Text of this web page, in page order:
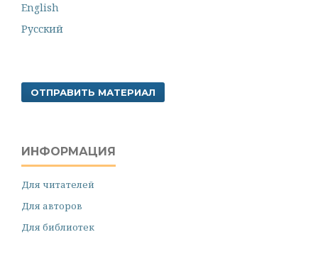
English
Русский
ОТПРАВИТЬ МАТЕРИАЛ
ИНФОРМАЦИЯ
Для читателей
Для авторов
Для библиотек